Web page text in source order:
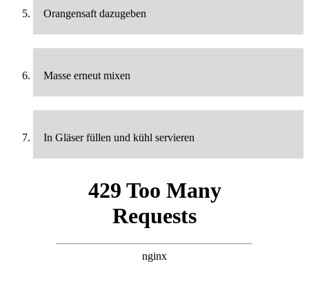
Orangensaft dazugeben
Masse erneut mixen
In Gläser füllen und kühl servieren